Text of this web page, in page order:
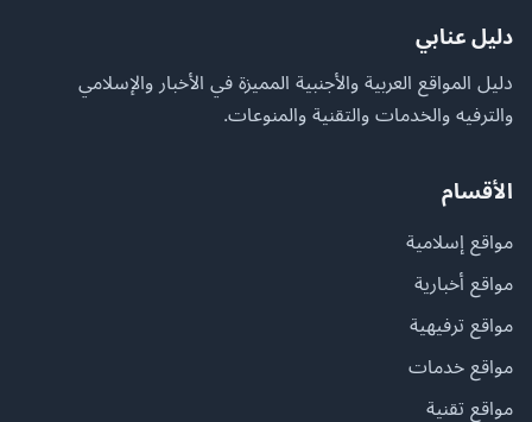
دليل عنابي
دليل المواقع العربية والأجنبية المميزة في الأخبار والإسلامي
والترفيه والخدمات والتقنية والمنوعات.
الأقسام
مواقع إسلامية
مواقع أخبارية
مواقع ترفيهية
مواقع خدمات
مواقع تقنية